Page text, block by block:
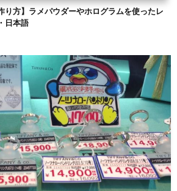
り方】ラメパウダーやホログラムを使ったレ
日本語